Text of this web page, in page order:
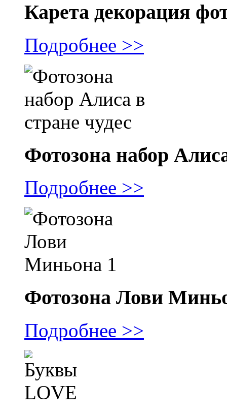
Карета декорация
Подробнее >>
Фотозона набор
Подробнее >>
Фотозона Лови
Подробнее >>